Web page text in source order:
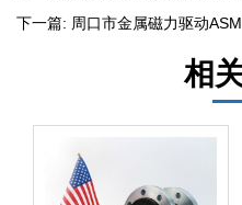
下一篇: 周口市金属磁力驱动
相